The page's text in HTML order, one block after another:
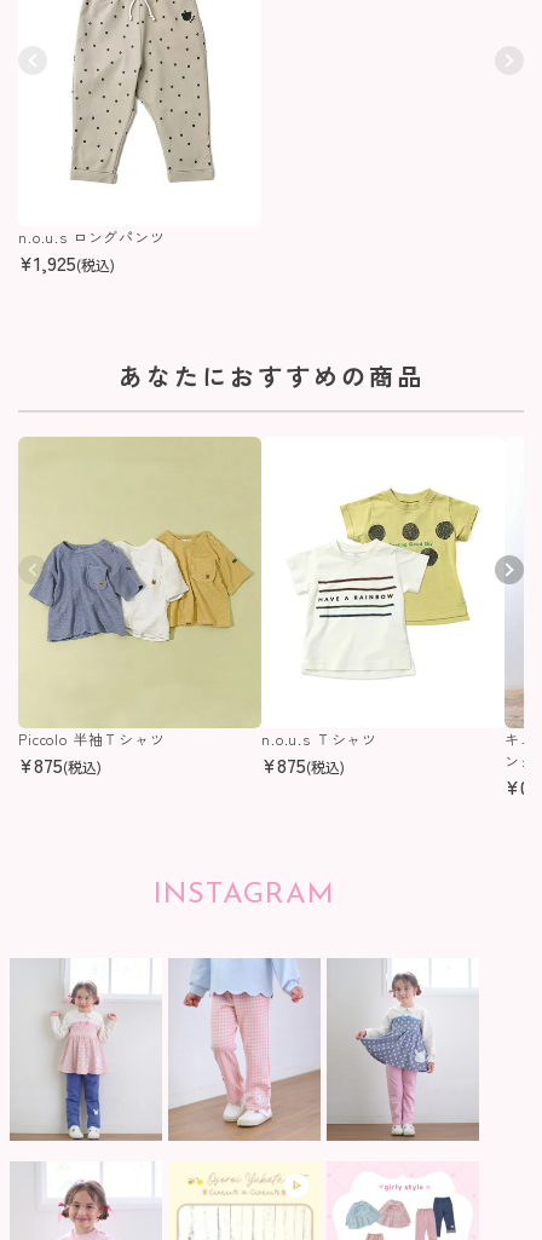
n.o.u.s ロングパンツ
¥1,925(税込)
あなたにおすすめの商品
Piccolo 半袖Ｔシャツ
¥875(税込)
n.o.u.s Ｔシャツ
¥875(税込)
キム
ング
¥0
INSTAGRAM